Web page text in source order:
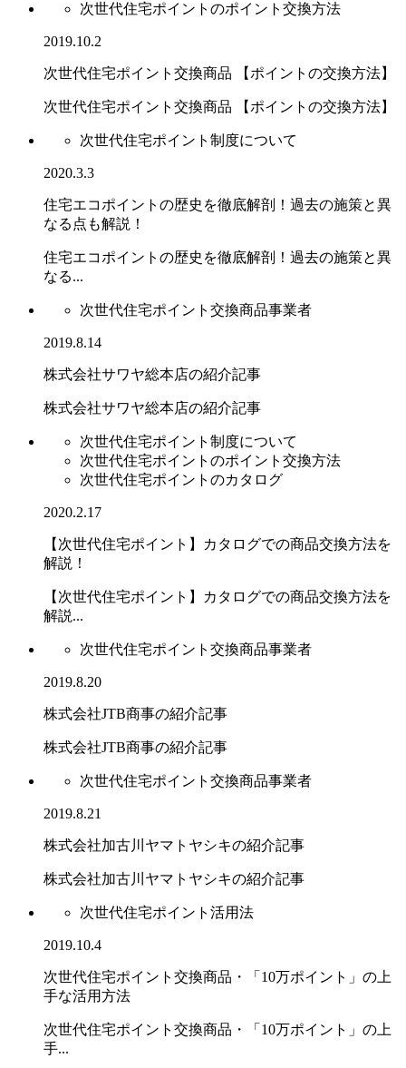
次世代住宅ポイントのポイント交換方法
2019.10.2
次世代住宅ポイント交換商品 【ポイントの交換方法】
次世代住宅ポイント交換商品 【ポイントの交換方法】
次世代住宅ポイント制度について
2020.3.3
住宅エコポイントの歴史を徹底解剖！過去の施策と異
なる点も解説！
住宅エコポイントの歴史を徹底解剖！過去の施策と異
なる...
次世代住宅ポイント交換商品事業者
2019.8.14
株式会社サワヤ総本店の紹介記事
株式会社サワヤ総本店の紹介記事
次世代住宅ポイント制度について
次世代住宅ポイントのポイント交換方法
次世代住宅ポイントのカタログ
2020.2.17
【次世代住宅ポイント】カタログでの商品交換方法を
解説！
【次世代住宅ポイント】カタログでの商品交換方法を
解説...
次世代住宅ポイント交換商品事業者
2019.8.20
株式会社JTB商事の紹介記事
株式会社JTB商事の紹介記事
次世代住宅ポイント交換商品事業者
2019.8.21
株式会社加古川ヤマトヤシキの紹介記事
株式会社加古川ヤマトヤシキの紹介記事
次世代住宅ポイント活用法
2019.10.4
次世代住宅ポイント交換商品・「10万ポイント」の上
手な活用方法
次世代住宅ポイント交換商品・「10万ポイント」の上
手...